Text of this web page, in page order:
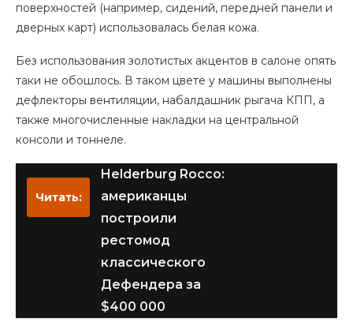
поверхностей (например, сидений, передней панели и
дверных карт) использовалась белая кожа.
Без использования золотистых акцентов в салоне опять
таки не обошлось. В таком цвете у машины выполнены
дефлекторы вентиляции, набалдашник рыгача КПП, а
также многочисленные накладки на центральной
консоли и тоннеле.
Читать:
Helderburg Rocco:
американцы
построили
рестомод
классического
Дефендера за
$400 000